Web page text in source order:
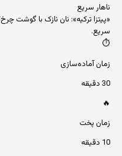
ناهار سریع
«پیتزا ترکیه»: نان نازک با گوشت
سریع.
⏱️
زمان آماده‌سازی
30 دقیقه
🔥
زمان پخت
10 دقیقه